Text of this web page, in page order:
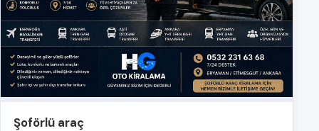
Şoförlü araç